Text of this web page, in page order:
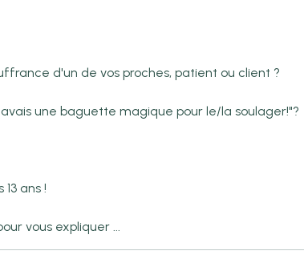
d'un de vos proches, patient ou client ?
une baguette magique pour le/la soulager!"?
ans !
vous expliquer ...